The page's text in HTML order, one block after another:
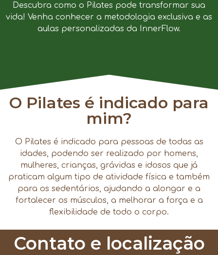
Descubra como o Pilates pode transformar sua
vida! Venha conhecer a metodologia exclusiva e as
aulas personalizadas da InnerFlow.
O Pilates é indicado para
mim?
O Pilates é indicado para pessoas de todas as
idades, podendo ser realizado por homens,
mulheres, crianças, grávidas e idosos que já
praticam algum tipo de atividade física e também
para os sedentários, ajudando a alongar e a
fortalecer os músculos, a melhorar a força e a
flexibilidade de todo o corpo.
Contato e localização